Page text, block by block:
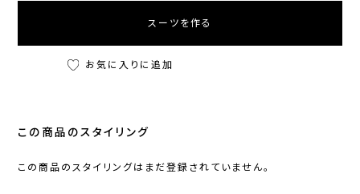
スーツを作る
お気に入りに追加
この商品のスタイリング
この商品のスタイリングはまだ登録されていません。